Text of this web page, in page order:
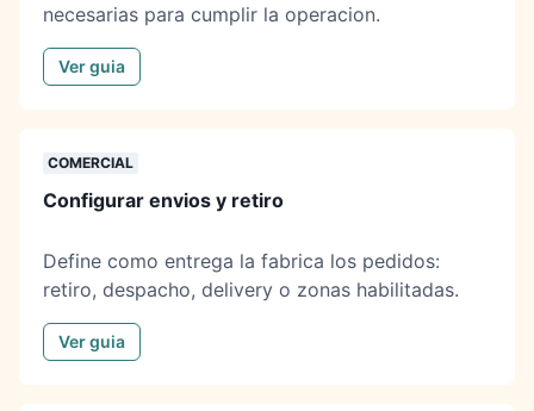
necesarias para cumplir la operacion.
Ver guia
COMERCIAL
Configurar envios y retiro
Define como entrega la fabrica los pedidos:
retiro, despacho, delivery o zonas habilitadas.
Ver guia